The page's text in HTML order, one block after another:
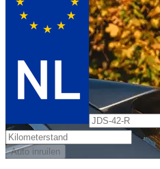
Auto inruilen